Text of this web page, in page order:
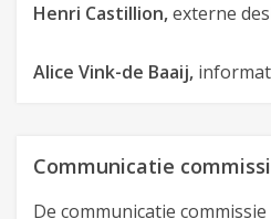
Henri Castillion,externe
Alice Vink-de Baaij,
Communicatie
De communicatie